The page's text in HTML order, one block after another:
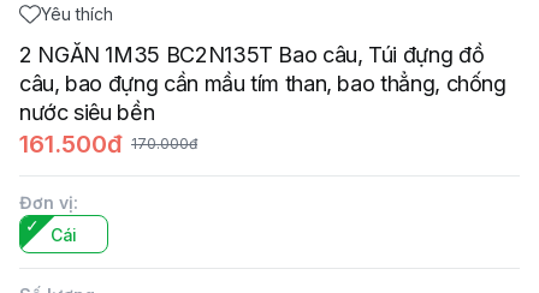
Yêu thích
2 NGĂN 1M35 BC2N135T Bao câu, Túi đựng đồ
câu, bao đựng cần mầu tím than, bao thẳng, chống
nước siêu bền
161.500đ 170.000đ
Đơn vị:
Cái